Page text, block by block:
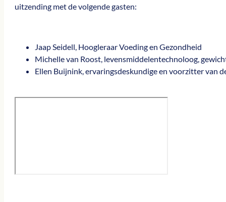
uitzending met de volgende gasten:
Jaap Seidell, Hoogleraar Voeding en Gezondheid
Michelle van Roost, levensmiddelentechnoloog,
Ellen Buijnink, ervaringsdeskundige en voorzitter van